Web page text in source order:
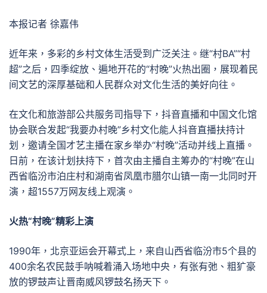
本报记者 徐嘉伟
近年来，多彩的乡村文体生活受到广泛关注。继“村BA”“村
超”之后，四季绽放、遍地开花的“村晚”火热出圈，展现着民
间文艺的深厚基础和人民群众对文化生活的美好向往。
在文化和旅游部公共服务司指导下，抖音直播和中国文化馆
协会联合发起“我要办村晚”乡村文化能人抖音直播扶持计
划，邀请全国才艺主播在家乡举办“村晚”活动并线上直播。
日前，在该计划扶持下，首次由主播自主筹办的“村晚”在山
西省临汾市泊庄村和湖南省凤凰市腊尔山镇一南一北同时开
演，超1557万网友线上观演。
火热“村晚”精彩上演
1990年，北京亚运会开幕式上，来自山西省临汾市5个县的
400余名农民鼓手呐喊着涌入场地中央，有张有弛、粗犷豪
放的锣鼓声让晋南威风锣鼓名扬天下。